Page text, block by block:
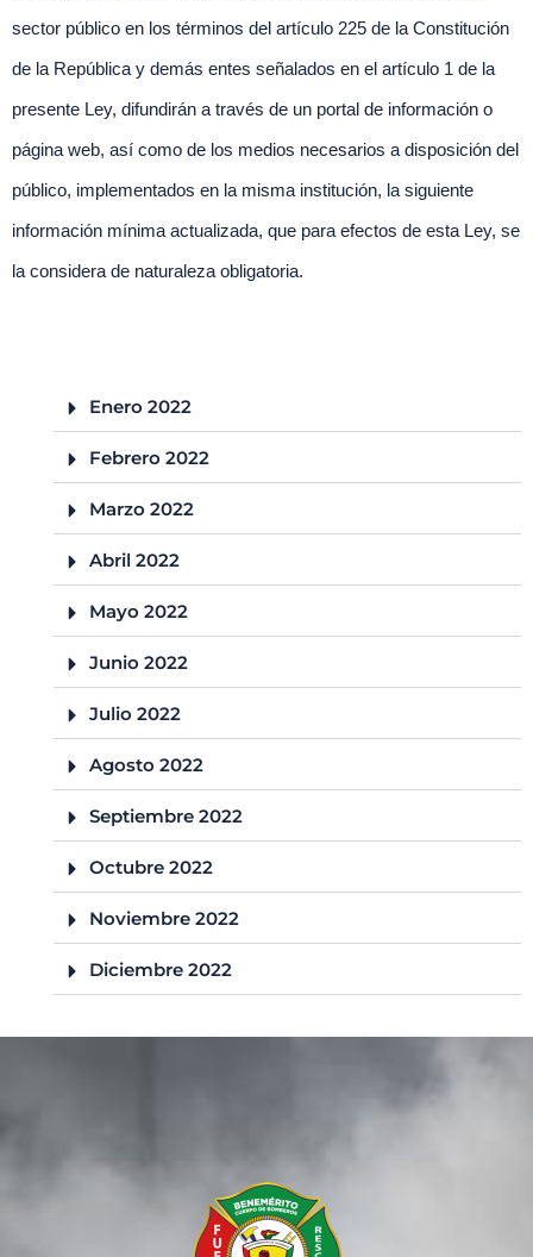
sector público en los términos del artículo 225 de la Constitución
de la República y demás entes señalados en el artículo 1 de la
presente Ley, difundirán a través de un portal de información o
página web, así como de los medios necesarios a disposición del
público, implementados en la misma institución, la siguiente
información mínima actualizada, que para efectos de esta Ley, se
la considera de naturaleza obligatoria.
Enero 2022
Febrero 2022
Marzo 2022
Abril 2022
Mayo 2022
Junio 2022
Julio 2022
Agosto 2022
Septiembre 2022
Octubre 2022
Noviembre 2022
Diciembre 2022